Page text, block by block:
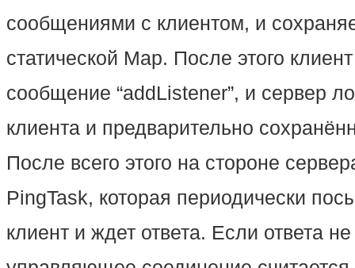
сообщениями с клиентом, и
статической Map. После этого
сообщение “addListener”, и сервер
клиента и предварительно
После всего этого на стороне
PingTask, которая периодически
клиент и ждет ответа. Если ответа